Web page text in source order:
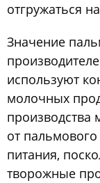
отгружаться
Значение
используют
молочных
производства
от
питания,
творожные